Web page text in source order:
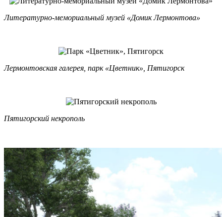
Литературно-мемориальный музей «Домик Лермонтова»
Лермонтовская галерея, парк «Цветник», Пятигорск
Пятигорский некрополь